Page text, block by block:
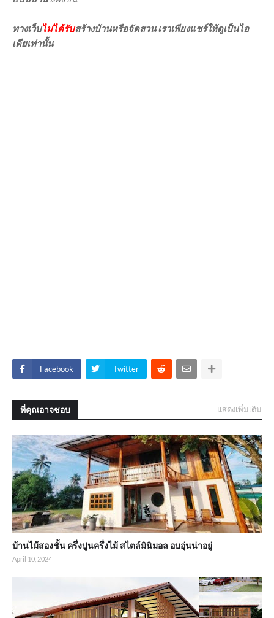
ทางเว็บไม่ได้รับสร้างบ้านหรือจัดสวน เราเพียงแชร์ให้ดูเป็นไอ
เดียเท่านั้น
Facebook Twitter
ที่คุณอาจชอบ แสดงเพิ่มเติม
บ้านไม้สองชั้น ครึ่งปูนครึ่งไม้ สไตล์มินิมอล อบอุ่นน่าอยู่
April 10, 2024